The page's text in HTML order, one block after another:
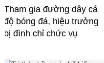
Tham gia đường dây cá
độ bóng đá, hiệu trưởng
bị đình chỉ chức vụ